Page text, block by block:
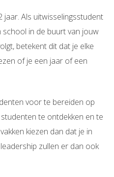
Als uitwisselingsstudent
in de buurt van jouw
betekent dit dat je elke
of je een jaar of een
voor te bereiden op
te ontdekken en te
kiezen dan dat je in
zullen er dan ook